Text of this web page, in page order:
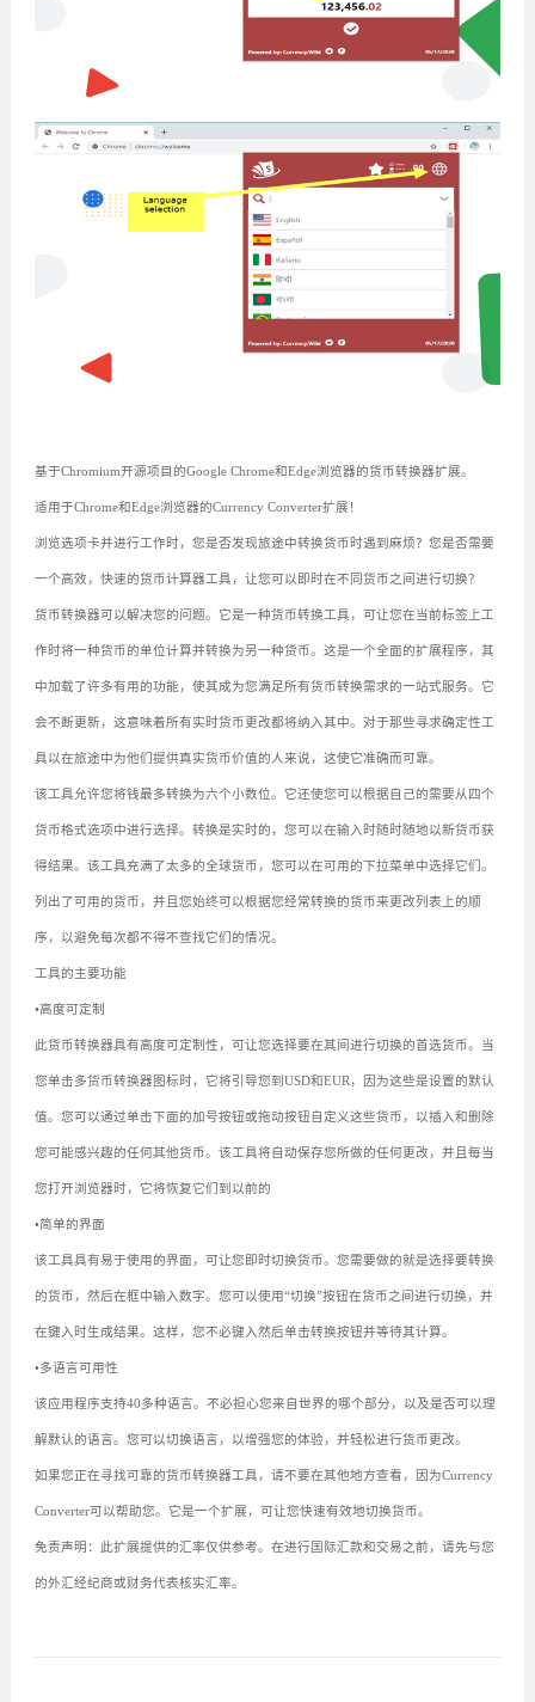
基于Chromium开源项目的Google Chrome和Edge浏览器的货币转换器扩展。
适用于Chrome和Edge浏览器的Currency Converter扩展！
浏览选项卡并进行工作时，您是否发现旅途中转换货币时遇到麻烦？您是否需要
一个高效，快速的货币计算器工具，让您可以即时在不同货币之间进行切换？
货币转换器可以解决您的问题。它是一种货币转换工具，可让您在当前标签上工
作时将一种货币的单位计算并转换为另一种货币。这是一个全面的扩展程序，其
中加载了许多有用的功能，使其成为您满足所有货币转换需求的一站式服务。它
会不断更新，这意味着所有实时货币更改都将纳入其中。对于那些寻求确定性工
具以在旅途中为他们提供真实货币价值的人来说，这使它准确而可靠。
该工具允许您将钱最多转换为六个小数位。它还使您可以根据自己的需要从四个
货币格式选项中进行选择。转换是实时的，您可以在输入时随时随地以新货币获
得结果。该工具充满了太多的全球货币，您可以在可用的下拉菜单中选择它们。
列出了可用的货币，并且您始终可以根据您经常转换的货币来更改列表上的顺
序，以避免每次都不得不查找它们的情况。
工具的主要功能
•高度可定制
此货币转换器具有高度可定制性，可让您选择要在其间进行切换的首选货币。当
您单击多货币转换器图标时，它将引导您到USD和EUR，因为这些是设置的默认
值。您可以通过单击下面的加号按钮或拖动按钮自定义这些货币，以插入和删除
您可能感兴趣的任何其他货币。该工具将自动保存您所做的任何更改，并且每当
您打开浏览器时，它将恢复它们到以前的
•简单的界面
该工具具有易于使用的界面，可让您即时切换货币。您需要做的就是选择要转换
的货币，然后在框中输入数字。您可以使用“切换”按钮在货币之间进行切换，并
在键入时生成结果。这样，您不必键入然后单击转换按钮并等待其计算。
•多语言可用性
该应用程序支持40多种语言。不必担心您来自世界的哪个部分，以及是否可以理
解默认的语言。您可以切换语言，以增强您的体验，并轻松进行货币更改。
如果您正在寻找可靠的货币转换器工具，请不要在其他地方查看，因为Currency
Converter可以帮助您。它是一个扩展，可让您快速有效地切换货币。
免责声明：此扩展提供的汇率仅供参考。在进行国际汇款和交易之前，请先与您
的外汇经纪商或财务代表核实汇率。